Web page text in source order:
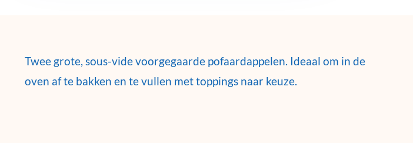
Twee grote, sous-vide voorgegaarde pofaardappelen. Ideaal om in de
oven af te bakken en te vullen met toppings naar keuze.